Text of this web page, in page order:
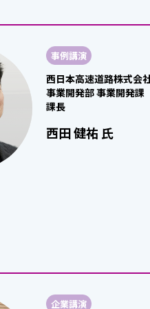
事例講演
西日本高速道路株式会
事業開発部 事業開発課
課長
西田 健祐 氏
企業講演